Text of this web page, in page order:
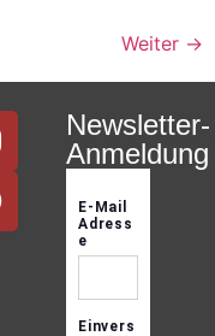
Weiter →
Newsletter-
Anmeldung